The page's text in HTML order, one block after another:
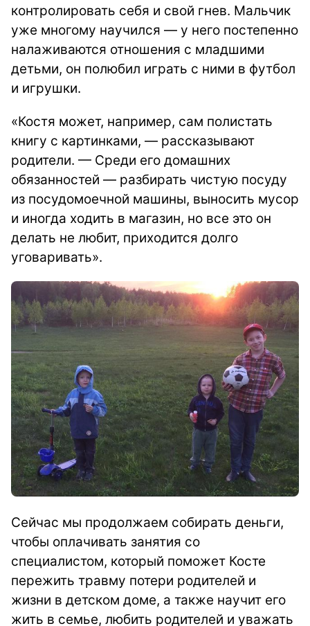
контролировать себя и свой гнев. Мальчик
уже многому научился — у него постепенно
налаживаются отношения с младшими
детьми, он полюбил играть с ними в футбол
и игрушки.
«Костя может, например, сам полистать
книгу с картинками, — рассказывают
родители. — Среди его домашних
обязанностей — разбирать чистую посуду
из посудомоечной машины, выносить мусор
и иногда ходить в магазин, но все это он
делать не любит, приходится долго
уговаривать».
Сейчас мы продолжаем собирать деньги,
чтобы оплачивать занятия со
специалистом, который поможет Косте
пережить травму потери родителей и
жизни в детском доме, а также научит его
жить в семье, любить родителей и уважать